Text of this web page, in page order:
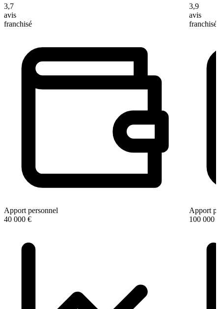
3,7
avis
franchisé
Apport personnel
40 000 €
3,9
avis
franchisé
Apport
100 000 €